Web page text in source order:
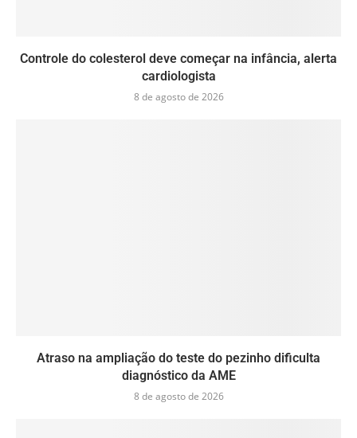
Controle do colesterol deve começar na infância, alerta
cardiologista
8 de agosto de 2026
Atraso na ampliação do teste do pezinho dificulta
diagnóstico da AME
8 de agosto de 2026